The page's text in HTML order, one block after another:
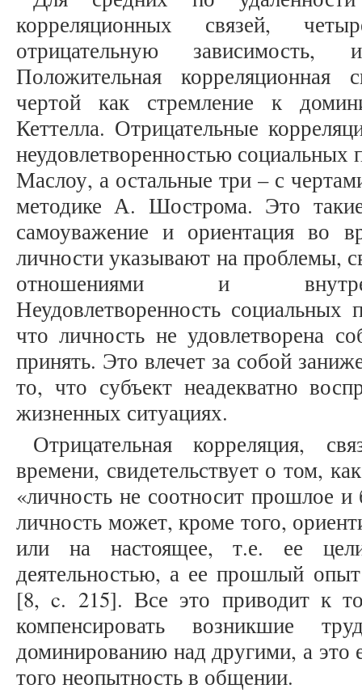
корреляционных связей,
отрицательную
Положительная
чертой как стремление к
Кеттелла. Отрицательные
неудовлетворенностью
Маслоу, а остальные три – с
методике А. Шострома. Это
самоуважение и ориентация во
личности указывают на проблемы,
отношениями и
Неудовлетворенность социальных
что личность не удовлетворена
принять. Это влечет за собой
то, что субъект неадекватно
жизненных ситуациях.
Отрицательная корреляция,
времени, свидетельствует о том,
«личность не соотносит прошлое
личность может, кроме того,
или на настоящее, т.е. ее
деятельностью, а ее прошлый
[8, c. 215]. Все это приводит к
компенсировать возникшие
доминированию над другими, а это
того неопытность в общении.